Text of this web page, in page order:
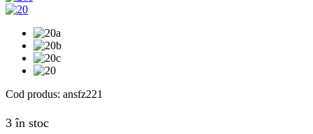
Cod produs: ansfz221
3 în stoc